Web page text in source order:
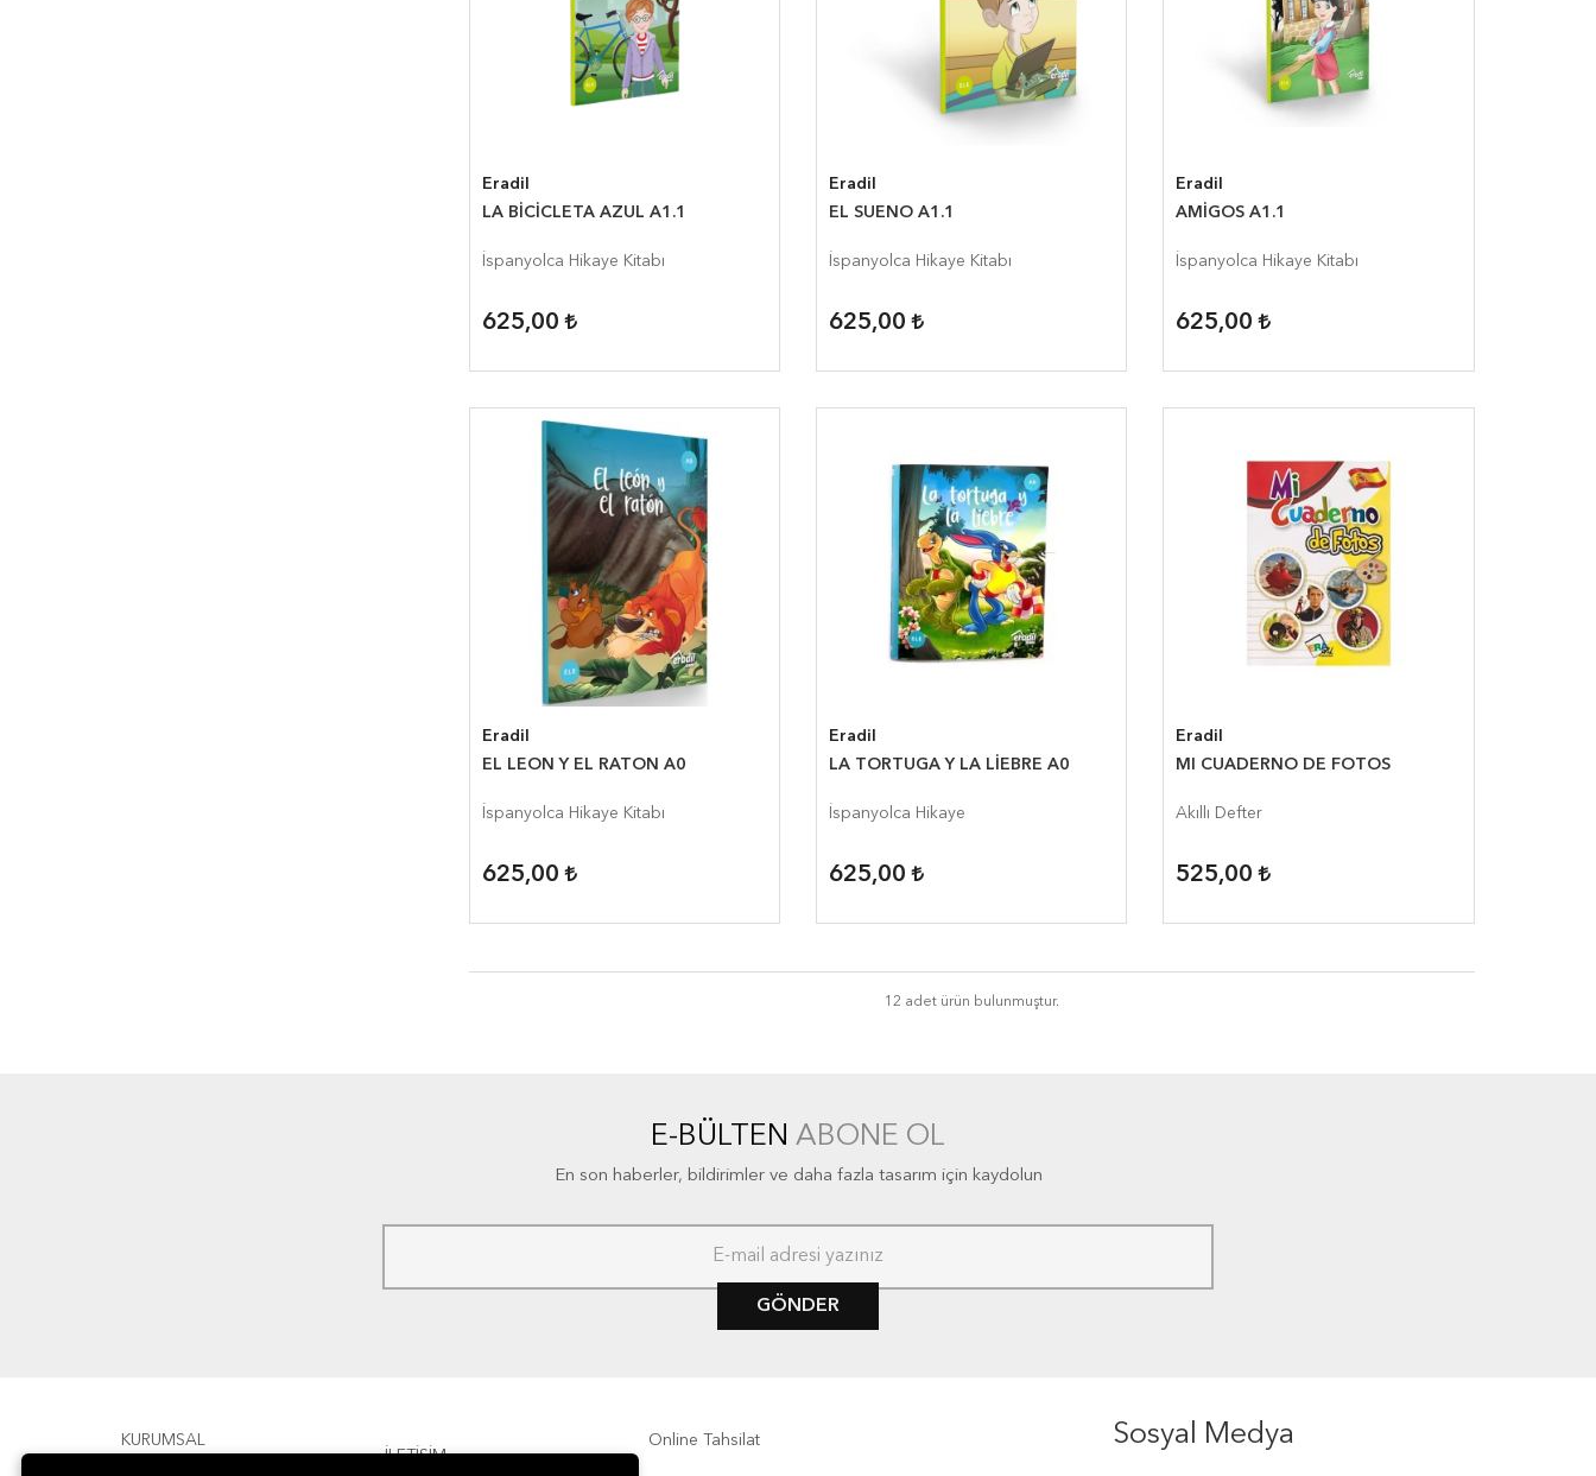
Eradil
LA BİCİCLETA AZUL A1.1
İspanyolca Hikaye Kitabı
625,00
Eradil
EL SUENO A1.1
İspanyolca Hikaye Kitabı
625,00
Eradil
AMİGOS A1.1
İspanyolca Hikaye Kitabı
625,00
Eradil
EL LEON Y EL RATON A0
İspanyolca Hikaye Kitabı
625,00
Eradil
LA TORTUGA Y LA LİEBRE A0
İspanyolca Hikaye
625,00
Eradil
MI CUADERNO DE FOTOS
Akıllı Defter
525,00
12 adet ürün bulunmuştur.
E-BÜLTEN ABONE OL
En son haberler, bildirimler ve daha fazla tasarım için kaydolun
GÖNDER
KURUMSAL
İLETİŞİM
Online Tahsilat Sosyal Medya